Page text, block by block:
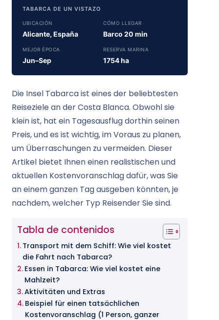
TABARCA DE UN VISTAZO
UBICACIÓN
Alicante, España
CÓMO LLEGAR
Barco 20 min
MEJOR ÉPOCA
Jun–Sep
RESERVA MARINA
1754 ha
Die Insel Tabarca ist eines der beliebtesten
Reiseziele an der Costa Blanca. Obwohl sie
klein ist, hat ein Tagesausflug dorthin seinen
Preis, und es ist wichtig, im Voraus zu planen,
um Überraschungen zu vermeiden. Dieser
Artikel bietet Ihnen einen realistischen und
aktuellen Kostenvoranschlag dafür, was Sie
an einem ganzen Tag ausgeben könnten, je
nachdem, welcher Typ Reisender Sie sind.
Tabla de contenidos
Transport mit dem Schiff: Wie viel kostet
die Fahrt nach Tabarca?
Essen in Tabarca: Wie viel kostet eine
Mahlzeit?
Aktivitäten und Extras
Beispiel für einen tatsächlichen
Kostenvoranschlag (1 Person, ganzer